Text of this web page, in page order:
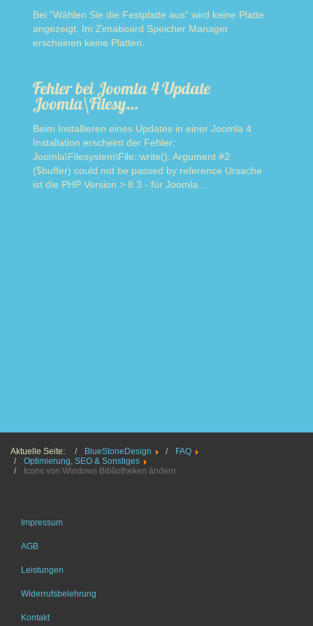
Bei "Wählen Sie die Festplatte aus" wird keine Platte
angezeigt. Im Zimaboard Speicher Manager
erscheinen keine Platten.
Fehler bei Joomla 4 Update
Joomla\Filesy…
Beim Installieren eines Updates in einer Joomla 4
Installation erscheint der Fehler:
Joomla\Filesystem\File::write(): Argument #2
($buffer) could not be passed by reference Ursache
ist die PHP Version > 8.3 - für Joomla...
Aktuelle Seite: BlueStoneDesign
FAQ
Optimierung, SEO & Sonstiges
Icons von Windows Bibliotheken ändern
Impressum
AGB
Leistungen
Widerrufsbelehrung
Kontakt